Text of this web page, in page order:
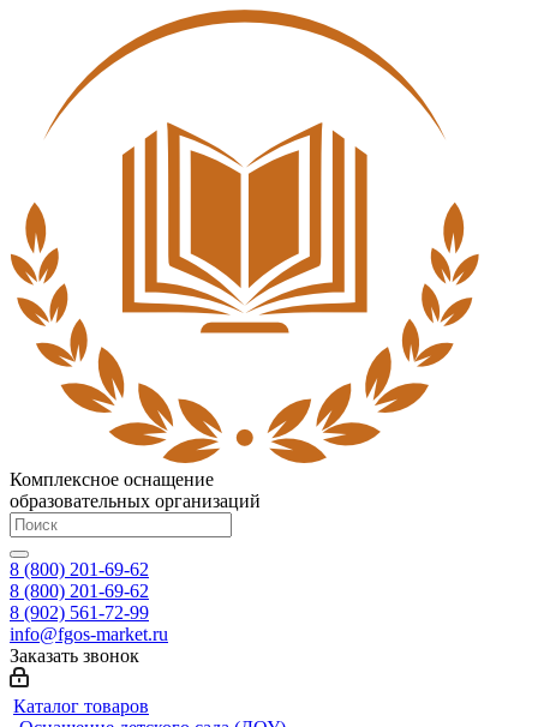
Комплексное оснащение
образовательных организаций
8 (800) 201-69-62
8 (800) 201-69-62
8 (902) 561-72-99
info@fgos-market.ru
Заказать звонок
Каталог товаров